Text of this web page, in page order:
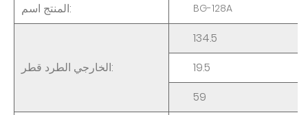
اسم المنتج: BG-128A
قطر الطرد الخارجي:
134.5
19.5
59